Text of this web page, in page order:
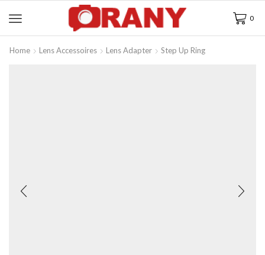
0
Home Lens Accessoires Lens Adapter Step Up Ring